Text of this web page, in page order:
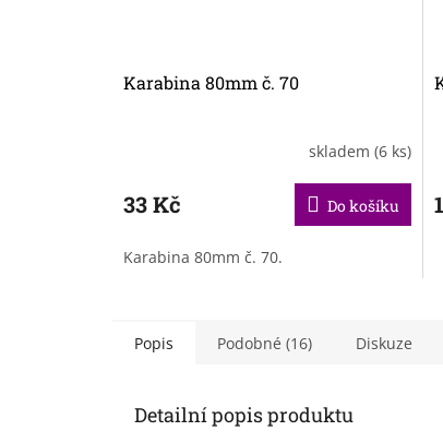
Karabina 80mm č. 70
skladem (6 ks)
33 Kč Do košíku
Karabina 80mm č. 70.
Popis Podobné (16) Diskuze
Detailní popis produktu